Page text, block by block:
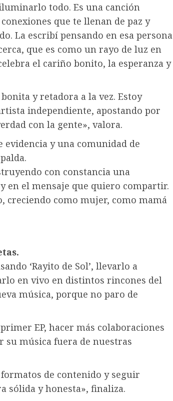
todo. Es una canción
que te llenan de paz y
La escribí pensando en esa persona
que es como un rayo de luz en
el cariño bonito, la esperanza y
y retadora a la vez. Estoy
independiente, apostando por
con la gente», valora.
y una comunidad de
con constancia una
en el mensaje que quiero compartir.
creciendo como mujer, como mamá
‘Rayito de Sol’, llevarlo a
en vivo en distintos rincones del
música, porque no paro de
EP, hacer más colaboraciones
su música fuera de nuestras
de contenido y seguir
sólida y honesta», finaliza.